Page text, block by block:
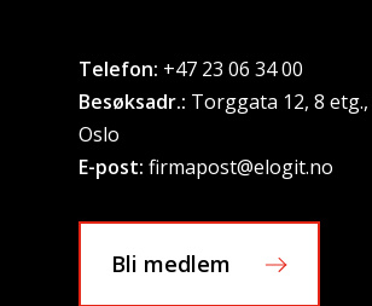
Telefon: +47 23 06 34 00
Besøksadr.: Torggata 12, 8 etg.,
Oslo
E-post: firmapost@elogit.no
Bli medlem